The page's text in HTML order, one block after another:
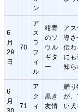
ン
6
月
29
日
70
ア
ス
ラ
フ
ィ
ル
紺青
のソ
ウル
ギタ
ー
ア
導さ
伝わ
に
知ら
6
月
71
ア
ク
ィ
黒き
友情
贈り
が、
い